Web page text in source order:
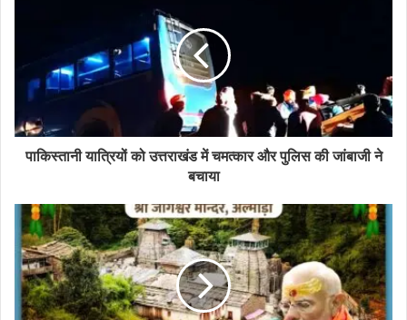
पाकिस्तानी यात्रियों को उत्तराखंड में चमत्कार और पुलिस की जांबाजी ने
बचाया